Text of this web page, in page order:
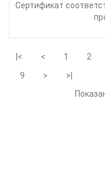
Сертификат
|< < 1 2
9
>
>|